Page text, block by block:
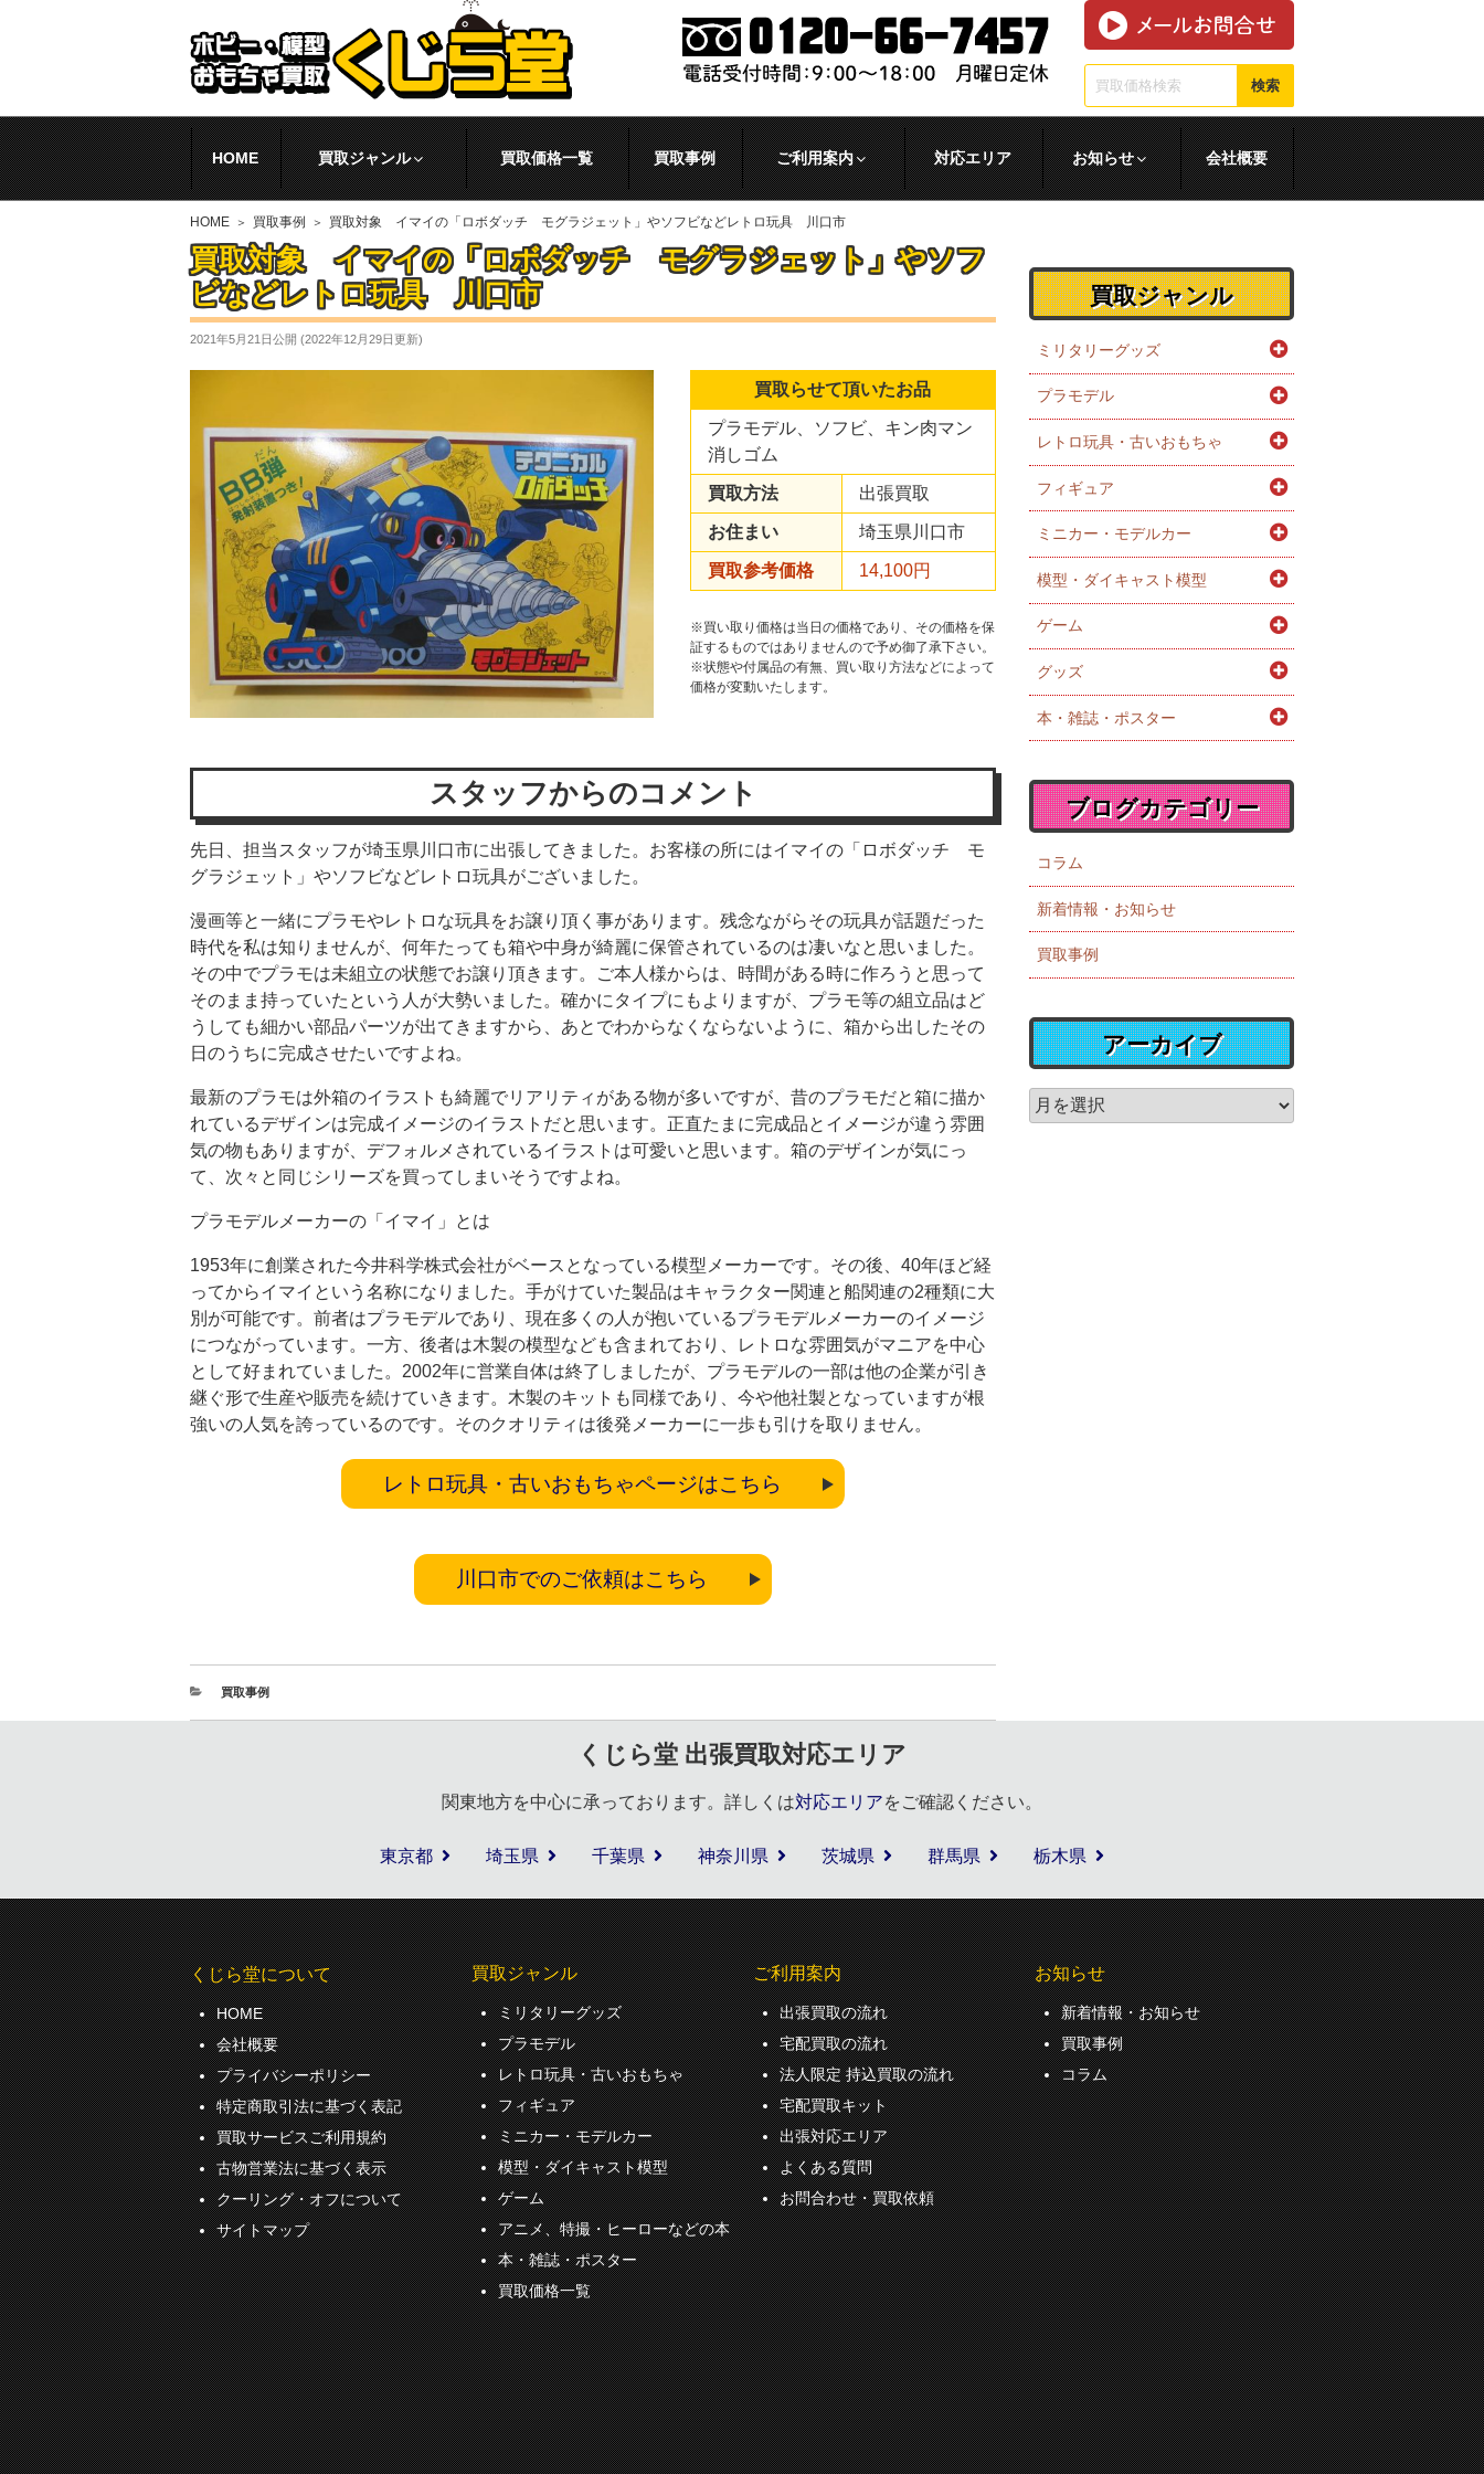
検索
HOME 買取ジャンル 買取価格一覧 買取事例 ご利用案内 対応エリア お知らせ 会社概要
HOME 買取事例 買取対象 イマイの「ロボダッチ モグラジェット」やソフビなどレトロ玩具 川口市
買取対象 イマイの「ロボダッチ モグラジェット」やソフ
ビなどレトロ玩具 川口市
2021年5月21日公開 (2022年12月29日更新)
買取らせて頂いたお品
プラモデル、ソフビ、キン肉マン
消しゴム
買取方法 出張買取
お住まい 埼玉県川口市
買取参考価格 14,100円
※買い取り価格は当日の価格であり、その価格を保
証するものではありませんので予め御了承下さい。
※状態や付属品の有無、買い取り方法などによって
価格が変動いたします。
スタッフからのコメント
先日、担当スタッフが埼玉県川口市に出張してきました。お客様の所にはイマイの「ロボダッチ モ
グラジェット」やソフビなどレトロ玩具がございました。
漫画等と一緒にプラモやレトロな玩具をお譲り頂く事があります。残念ながらその玩具が話題だった
時代を私は知りませんが、何年たっても箱や中身が綺麗に保管されているのは凄いなと思いました。
その中でプラモは未組立の状態でお譲り頂きます。ご本人様からは、時間がある時に作ろうと思って
そのまま持っていたという人が大勢いました。確かにタイプにもよりますが、プラモ等の組立品はど
うしても細かい部品パーツが出てきますから、あとでわからなくならないように、箱から出したその
日のうちに完成させたいですよね。
最新のプラモは外箱のイラストも綺麗でリアリティがある物が多いですが、昔のプラモだと箱に描か
れているデザインは完成イメージのイラストだと思います。正直たまに完成品とイメージが違う雰囲
気の物もありますが、デフォルメされているイラストは可愛いと思います。箱のデザインが気にっ
て、次々と同じシリーズを買ってしまいそうですよね。
プラモデルメーカーの「イマイ」とは
1953年に創業された今井科学株式会社がベースとなっている模型メーカーです。その後、40年ほど経
ってからイマイという名称になりました。手がけていた製品はキャラクター関連と船関連の2種類に大
別が可能です。前者はプラモデルであり、現在多くの人が抱いているプラモデルメーカーのイメージ
につながっています。一方、後者は木製の模型なども含まれており、レトロな雰囲気がマニアを中心
として好まれていました。2002年に営業自体は終了しましたが、プラモデルの一部は他の企業が引き
継ぐ形で生産や販売を続けていきます。木製のキットも同様であり、今や他社製となっていますが根
強いの人気を誇っているのです。そのクオリティは後発メーカーに一歩も引けを取りません。
レトロ玩具・古いおもちゃページはこちら
川口市でのご依頼はこちら
買取事例
買取ジャンル
ミリタリーグッズ
プラモデル
レトロ玩具・古いおもちゃ
フィギュア
ミニカー・モデルカー
模型・ダイキャスト模型
ゲーム
グッズ
本・雑誌・ポスター
ブログカテゴリー
コラム
新着情報・お知らせ
買取事例
アーカイブ
くじら堂 出張買取対応エリア
関東地方を中心に承っております。詳しくは対応エリアをご確認ください。
東京都 埼玉県 千葉県 神奈川県 茨城県 群馬県 栃木県
くじら堂について
HOME
会社概要
プライバシーポリシー
特定商取引法に基づく表記
買取サービスご利用規約
古物営業法に基づく表示
クーリング・オフについて
サイトマップ
買取ジャンル
ミリタリーグッズ
プラモデル
レトロ玩具・古いおもちゃ
フィギュア
ミニカー・モデルカー
模型・ダイキャスト模型
ゲーム
アニメ、特撮・ヒーローなどの本
本・雑誌・ポスター
買取価格一覧
ご利用案内
出張買取の流れ
宅配買取の流れ
法人限定 持込買取の流れ
宅配買取キット
出張対応エリア
よくある質問
お問合わせ・買取依頼
お知らせ
新着情報・お知らせ
買取事例
コラム